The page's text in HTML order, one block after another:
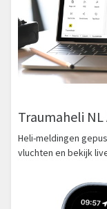
Traumaheli NL
Heli-meldingen
vluchten en bekijk